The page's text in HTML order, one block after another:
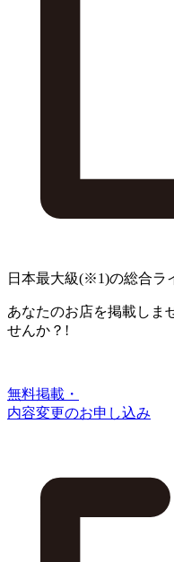
日本最大級(※1)の総合ラ
あなたのお店を掲載しま
せんか？!
無料掲載・
内容変更のお申し込み